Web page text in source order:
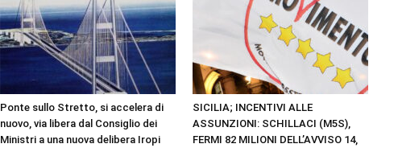
Ponte sullo Stretto, si accelera di
nuovo, via libera dal Consiglio dei
Ministri a una nuova delibera Iropi
SICILIA; INCENTIVI ALLE
ASSUNZIONI: SCHILLACI (M5S),
FERMI 82 MILIONI DELL’AVVISO 14,